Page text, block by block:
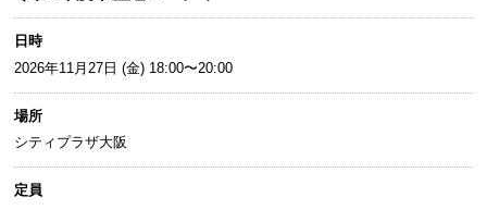
日時
2026年11月27日 (金) 18:00〜20:00
場所
シティプラザ大阪
定員